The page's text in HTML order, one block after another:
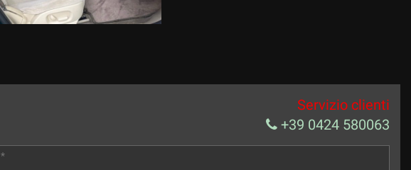
Servizio clienti
+39 0424 580063